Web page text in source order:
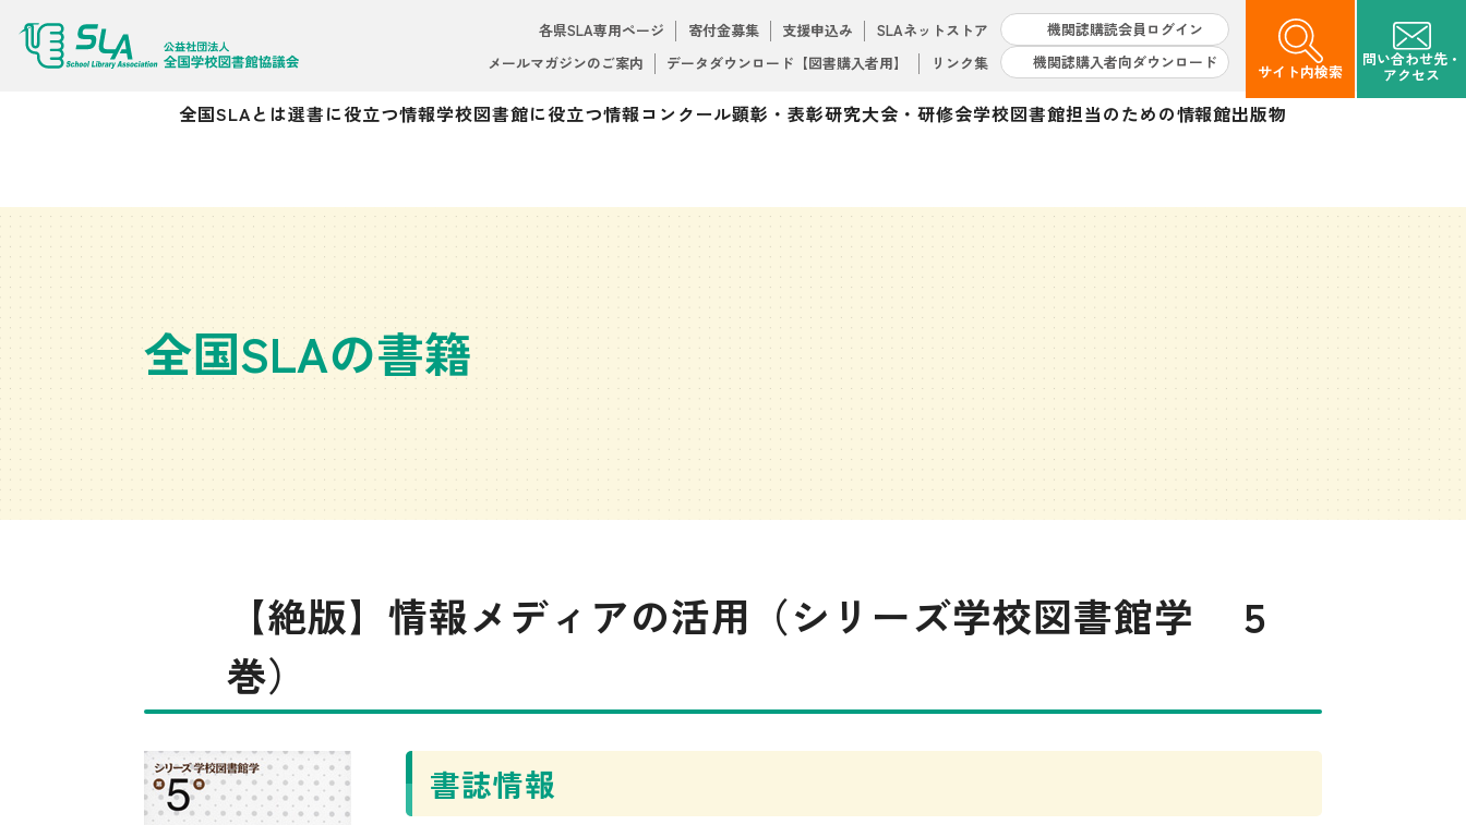
各県SLA専用ページ 寄付金募集 支援申込み SLAネットストア
機関誌購読会員ログイン
メールマガジンのご案内
データダウンロード【図書購入者用】 リンク集 機関誌購入者向ダウンロード サイト内検索
問い合わせ先・
アクセス
全国SLAとは選書に役立つ情報学校図書館に役立つ情報コンクール顕彰・表彰研究大会・研修会学校図書館担当のための情報館出版物
全国SLAの書籍
【絶版】情報メディアの活用（シリーズ学校図書館学 ５
巻）
書誌情報